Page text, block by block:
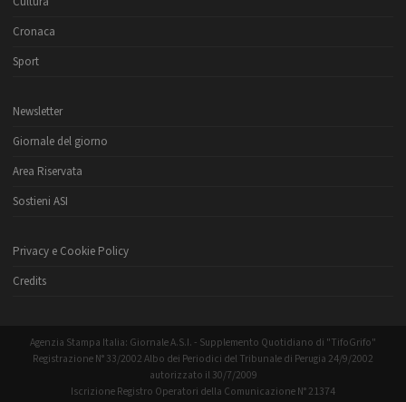
Cronaca
Sport
Newsletter
Giornale del giorno
Area Riservata
Sostieni ASI
Privacy e Cookie Policy
Credits
Agenzia Stampa Italia: Giornale A.S.I. - Supplemento Quotidiano di "TifoGrifo"
Registrazione N° 33/2002 Albo dei Periodici del Tribunale di Perugia 24/9/2002
autorizzato il 30/7/2009
Iscrizione Registro Operatori della Comunicazione N° 21374